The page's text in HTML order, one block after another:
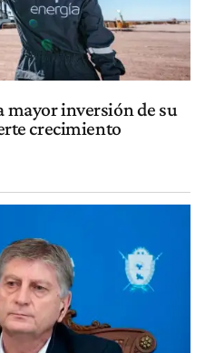
mayor inversión de su
crecimiento